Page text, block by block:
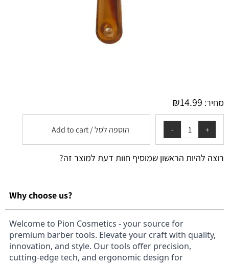
מחיר: ₪14.99
הוספה לסל / Add to cart
רוצה להיות הראשון שמוסיף חוות דעת למוצר זה?
Why choose us?
Welcome to Pion Cosmetics - your source for
premium barber tools. Elevate your craft with quality,
innovation, and style. Our tools offer precision,
cutting-edge tech, and ergonomic design for